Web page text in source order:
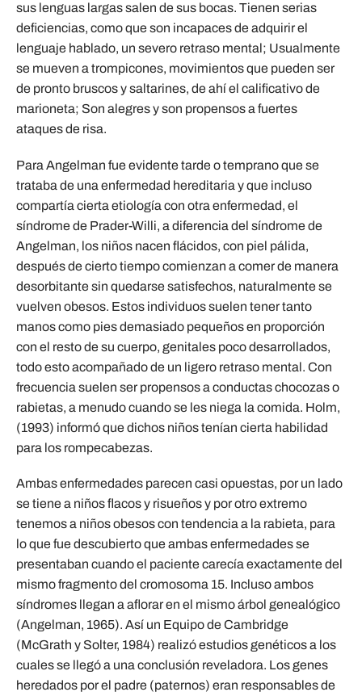
sus lenguas largas salen de sus bocas. Tienen serias
deficiencias, como que son incapaces de adquirir el
lenguaje hablado, un severo retraso mental; Usualmente
se mueven a trompicones, movimientos que pueden ser
de pronto bruscos y saltarines, de ahí el calificativo de
marioneta; Son alegres y son propensos a fuertes
ataques de risa.
Para Angelman fue evidente tarde o temprano que se
trataba de una enfermedad hereditaria y que incluso
compartía cierta etiología con otra enfermedad, el
síndrome de Prader-Willi, a diferencia del síndrome de
Angelman, los niños nacen flácidos, con piel pálida,
después de cierto tiempo comienzan a comer de manera
desorbitante sin quedarse satisfechos, naturalmente se
vuelven obesos. Estos individuos suelen tener tanto
manos como pies demasiado pequeños en proporción
con el resto de su cuerpo, genitales poco desarrollados,
todo esto acompañado de un ligero retraso mental. Con
frecuencia suelen ser propensos a conductas chocozas o
rabietas, a menudo cuando se les niega la comida. Holm,
(1993) informó que dichos niños tenían cierta habilidad
para los rompecabezas.
Ambas enfermedades parecen casi opuestas, por un lado
se tiene a niños flacos y risueños y por otro extremo
tenemos a niños obesos con tendencia a la rabieta, para
lo que fue descubierto que ambas enfermedades se
presentaban cuando el paciente carecía exactamente del
mismo fragmento del cromosoma 15. Incluso ambos
síndromes llegan a aflorar en el mismo árbol genealógico
(Angelman, 1965). Así un Equipo de Cambridge
(McGrath y Solter, 1984) realizó estudios genéticos a los
cuales se llegó a una conclusión reveladora. Los genes
heredados por el padre (paternos) eran responsables de